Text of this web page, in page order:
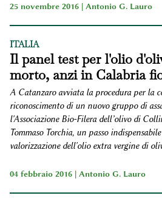
25 novembre 2016 | Antonio G. Lauro
ITALIA
Il panel test per l'olio
morto, anzi in Calabria
A Catanzaro avviata la procedura per la
riconoscimento di un nuovo gruppo di
l'Associazione Bio-Filera dell’olivo di
Tommaso Torchia, un passo
valorizzazione dell'olio extra vergine di
04 febbraio 2016 | Antonio G. Lauro